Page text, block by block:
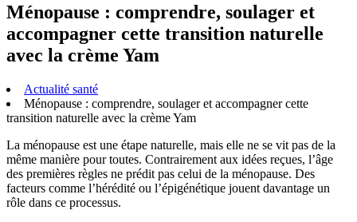
Ménopause : comprendre, soulager et
accompagner cette transition naturelle
avec la crème Yam
Actualité santé
Ménopause : comprendre, soulager et accompagner cette
transition naturelle avec la crème Yam
La ménopause est une étape naturelle, mais elle ne se vit pas de la
même manière pour toutes. Contrairement aux idées reçues, l’âge
des premières règles ne prédit pas celui de la ménopause. Des
facteurs comme l’hérédité ou l’épigénétique jouent davantage un
rôle dans ce processus.